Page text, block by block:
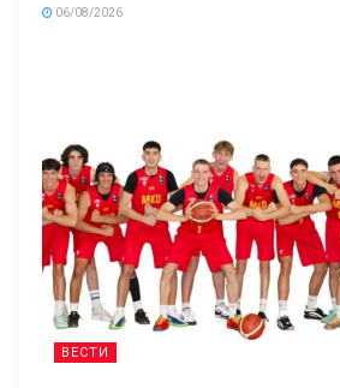
06/08/2026
ВЕСТИ